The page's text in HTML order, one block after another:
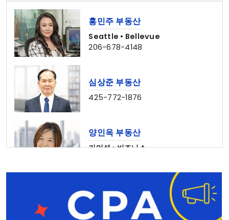
홍민주 부동산
Seattle • Bellevue
206-678-4148
심상준 부동산
425-772-1876
양인옥 부동산
커머셜 • 비즈니스
정세계 공인회계사
Shoreline
206-367-6782